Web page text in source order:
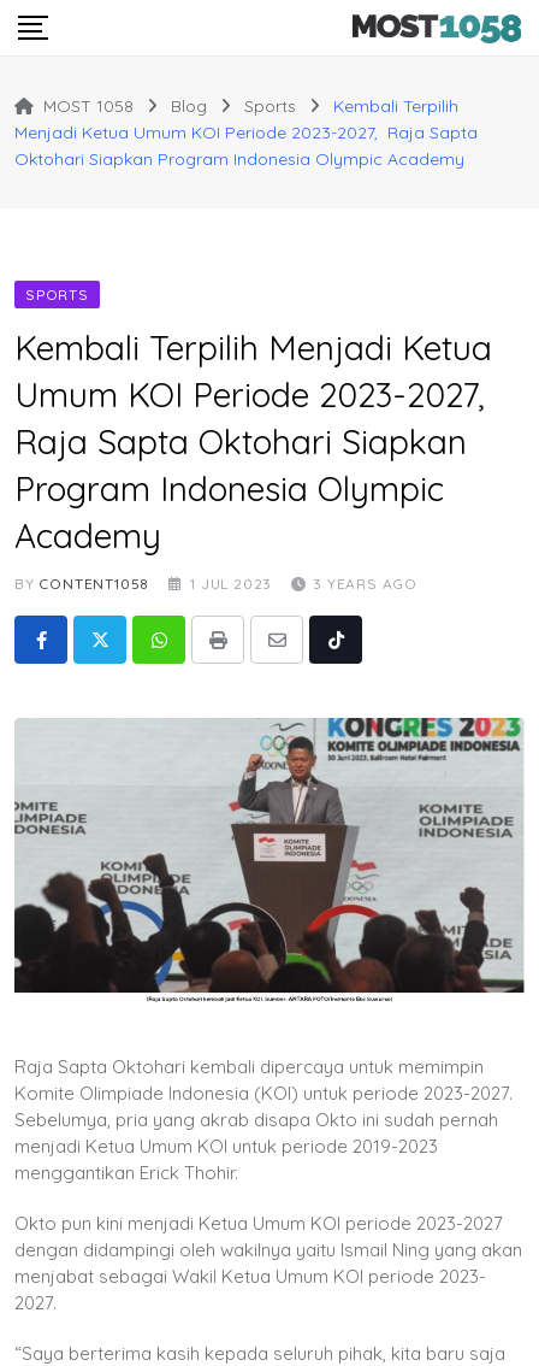
Skip
MOST 1058 Blog Sports
Kembali Terpilih
Menjadi Ketua Umum KOI Periode 2023-2027, Raja Sapta
Oktohari Siapkan Program Indonesia Olympic Academy
SPORTS
Kembali Terpilih Menjadi Ketua
Umum KOI Periode 2023-2027,
Raja Sapta Oktohari Siapkan
Program Indonesia Olympic
Academy
BY CONTENT1058 1 JUL 2023 3 YEARS AGO
WhatsappPrint
Share
Tiktok
Raja Sapta Oktohari kembali dipercaya untuk memimpin
Komite Olimpiade Indonesia (KOI) untuk periode 2023-2027.
Sebelumya, pria yang akrab disapa Okto ini sudah pernah
menjadi Ketua Umum KOI untuk periode 2019-2023
menggantikan Erick Thohir.
Okto pun kini menjadi Ketua Umum KOI periode 2023-2027
dengan didampingi oleh wakilnya yaitu Ismail Ning yang akan
menjabat sebagai Wakil Ketua Umum KOI periode 2023-
2027.
“Saya berterima kasih kepada seluruh pihak, kita baru saja